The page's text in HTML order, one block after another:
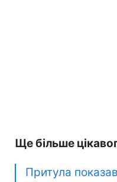
Ще більше
Притула